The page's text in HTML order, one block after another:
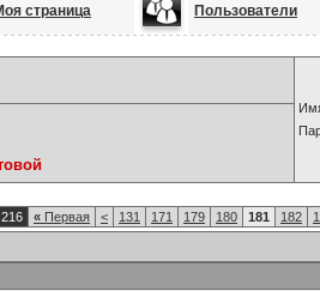
страница Пользователи
« Первая < 131 171 179 180 181 182